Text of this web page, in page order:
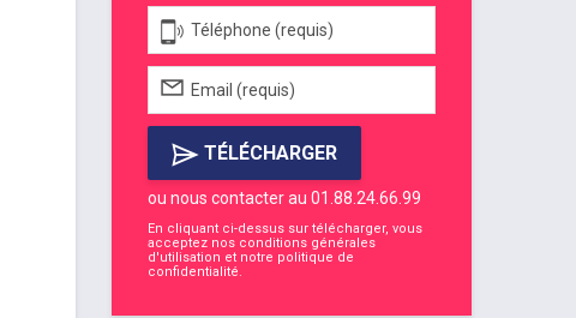
TÉLÉCHARGER
ou nous contacter au 01.88.24.66.99
En cliquant ci-dessus sur télécharger, vous
acceptez nos conditions générales
d'utilisation et notre politique de
confidentialité.